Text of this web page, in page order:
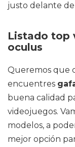
justo delante de
Listado top
oculus
Queremos que
encuentres
buena calidad
videojuegos.
modelos, a
mejor opción